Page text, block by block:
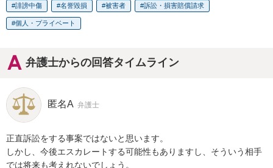
誹謗中傷 名誉毀損 被害者 訴訟・損害賠償請求
個人・プライベート
弁護士からの回答タイムライン
匿名A 弁護士
正直訴訟をする事案ではないと思います。
しかし、今後エスカレートする可能性もありますし、そういう相手
では将来も考えれないでしょう。